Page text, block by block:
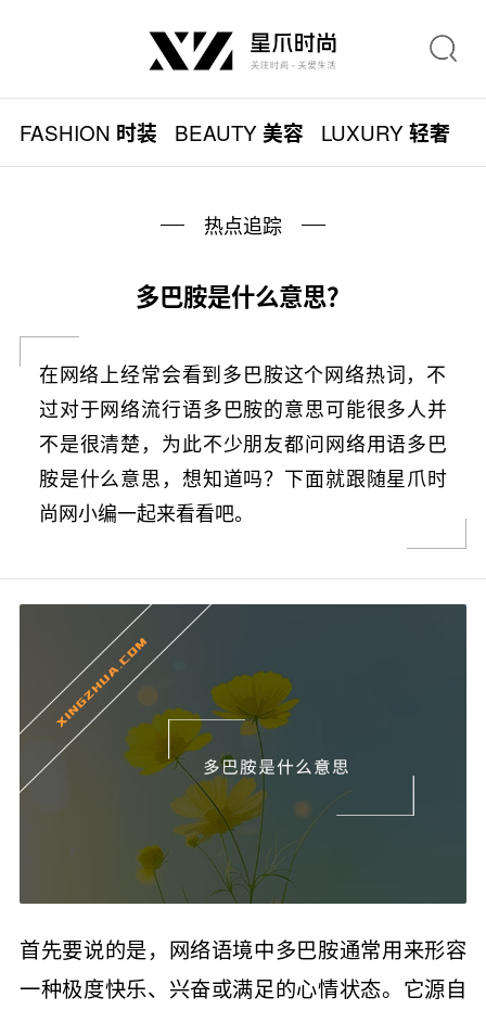
FASHION 时装 BEAUTY美容 LUXURY轻奢
热点追踪
多巴胺是什么意思？
在网络上经常会看到多巴胺这个网络热词，不
过对于网络流行语多巴胺的意思可能很多人并
不是很清楚，为此不少朋友都问网络用语多巴
胺是什么意思，想知道吗？下面就跟随星爪时
尚网小编一起来看看吧。
首先要说的是，网络语境中多巴胺通常用来形容
一种极度快乐、兴奋或满足的心情状态。它源自